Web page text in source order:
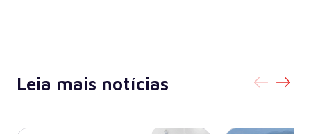
Leia mais notícias